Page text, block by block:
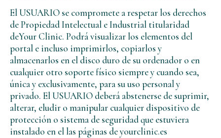
El USUARIO se compromete a respetar los derechos
de Propiedad Intelectual e Industrial titularidad
deYour Clinic. Podrá visualizar los elementos del
portal e incluso imprimirlos, copiarlos y
almacenarlos en el disco duro de su ordenador o en
cualquier otro soporte físico siempre y cuando sea,
única y exclusivamente, para su uso personal y
privado. El USUARIO deberá abstenerse de suprimir,
alterar, eludir o manipular cualquier dispositivo de
protección o sistema de seguridad que estuviera
instalado en el las páginas de yourclinic.es